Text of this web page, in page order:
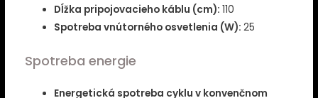
Dĺžka pripojovacieho káblu (cm): 110
Spotreba vnútorného osvetlenia (W): 25
Spotreba energie
Energetická spotreba cyklu v konvenčnom